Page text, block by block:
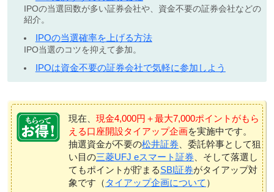
IPOの当選回数が多い証券会社や、資金不要の証券会社などの
紹介。
IPOの当選確率を上げる方法
IPO当選のコツを抑えて参加。
IPOは資金不要の証券会社で気軽に参加しよう
現在、 現金4,000円＋最大7,000ポイントがもら
える口座開設タイアップ企画を実施中です。
抽選資金が不要の松井証券 、委託幹事として狙
い目の三菱UFJ eスマート証券 、そして落選し
てもポイントが貯まるSBI証券がタイアップ対
象です（ タイアップ企画について ）